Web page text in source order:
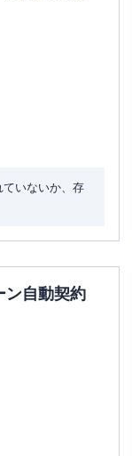
いないか、存
ン自動契約